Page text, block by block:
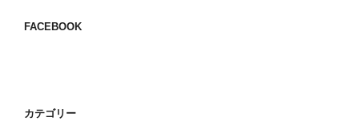
FACEBOOK
カテゴリー